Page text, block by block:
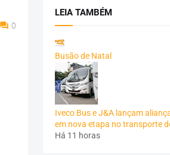
0
LEIA TAMBÉM
Busão de Natal
Iveco Bus e J&A lançam
em nova etapa no transporte
Há 11 horas